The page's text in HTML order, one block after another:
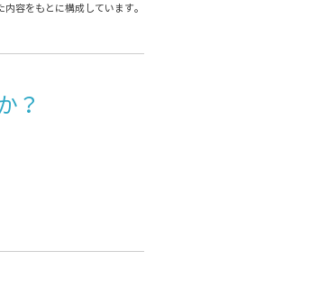
容をもとに構成しています。
？